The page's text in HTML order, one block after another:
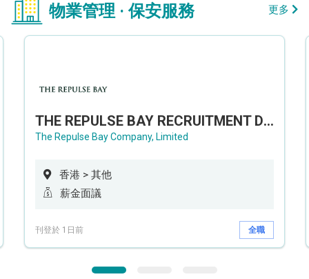
物業管理 · 保安服務 更多
THE REPULSE BAY RECRUITMENT DAY 淺水灣影灣園人才招聘會
The Repulse Bay Company, Limited
香港 > 其他
薪金面議
刊登於 1日前 全職